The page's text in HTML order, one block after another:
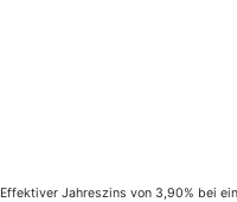
Jahreszins von 3,90% bei